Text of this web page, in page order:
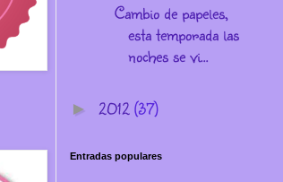
Cambio de papeles,
esta temporada las
noches se vi...
► 2012(37)
Entradas populares